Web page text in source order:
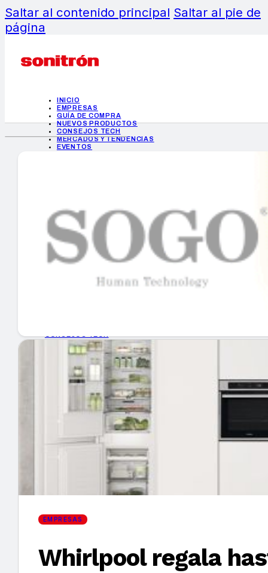
Saltar al contenido principal Saltar al pie de
página
INICIO
EMPRESAS
GUÍA DE COMPRA
NUEVOS PRODUCTOS
CONSEJOS TECH
MERCADOS Y TENDENCIAS
EVENTOS
INICIO
EMPRESAS
GUÍA DE COMPRA
MERCADOS Y TENDENCIAS
Encuentra tu noticia
EMPRESAS
Whirlpool regala